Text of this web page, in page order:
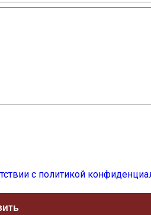
с политикой